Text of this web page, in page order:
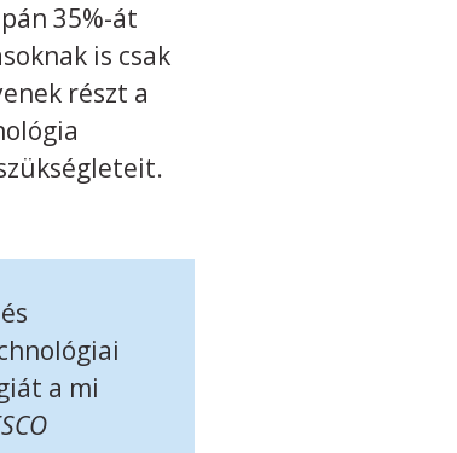
35%-át
is csak
részt a
a mi